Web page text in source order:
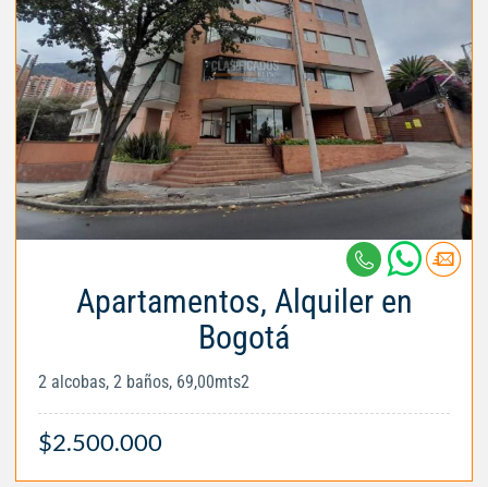
Apartamentos, Alquiler en
Bogotá
2 alcobas, 2 baños, 69,00mts2
$2.500.000